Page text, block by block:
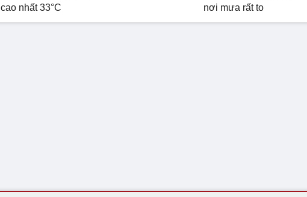
cao nhất 33°C
nơi mưa rất to